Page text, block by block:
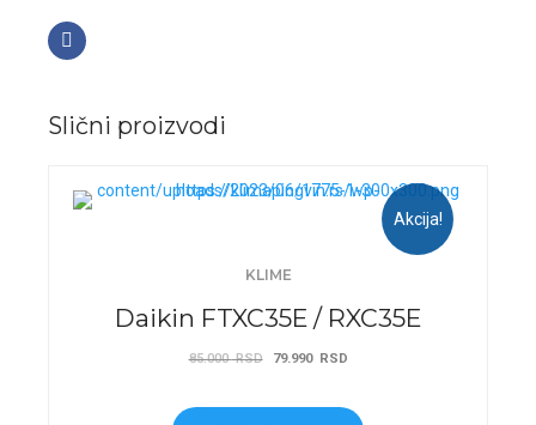
Slični proizvodi
Akcija!
KLIME
Daikin FTXC35E / RXC35E
85.000RSD
Originalna
je
79.990 RSDTrenutna
je: